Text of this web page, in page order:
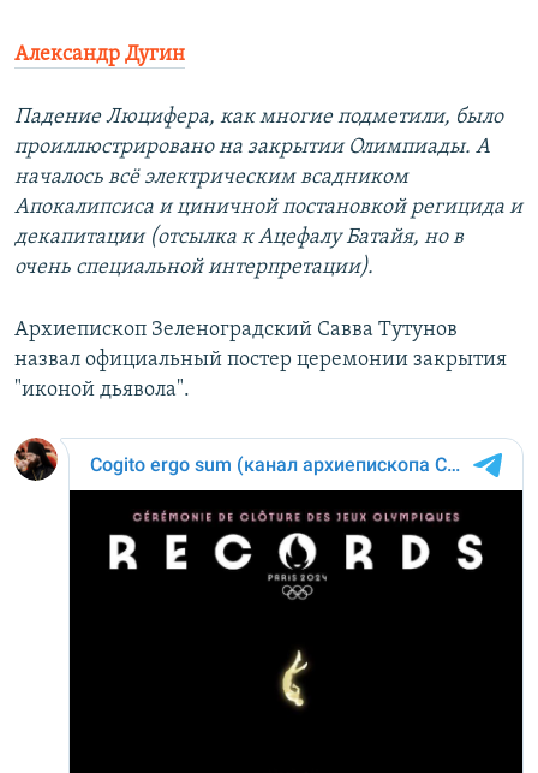
Александр Дугин
Падение Люцифера, как многие подметили, было
проиллюстрировано на закрытии Олимпиады. А
началось всё электрическим всадником
Апокалипсиса и циничной постановкой регицида и
декапитации (отсылка к Ацефалу Батайя, но в
очень специальной интерпретации).
Архиепископ Зеленоградский Савва Тутунов
назвал официальный постер церемонии закрытия
"иконой дьявола".